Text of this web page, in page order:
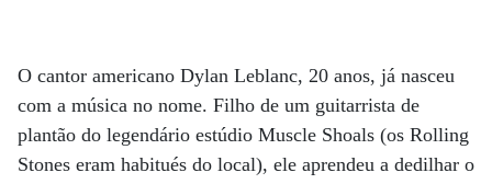
O cantor americano Dylan Leblanc, 20 anos, já nasceu
com a música no nome. Filho de um guitarrista de
plantão do legendário estúdio Muscle Shoals (os Rolling
Stones eram habitués do local), ele aprendeu a dedilhar o